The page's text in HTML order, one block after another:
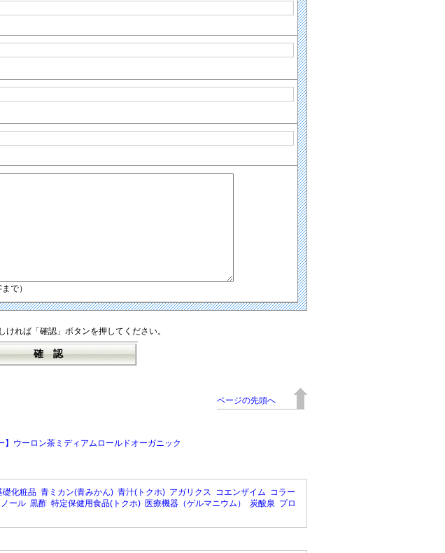
で）
ければ「確認」ボタンを押してください。
ページの先頭へ
】ウーロン茶ミディアムロールドオーガニック
礎化粧品 青ミカン(青みかん) 青汁(トクホ) アガリクス コエンザイム コラー
ール 黒酢 特定保健用食品(トクホ) 医療機器（ゲルマニウム） 炭酸泉 プロ